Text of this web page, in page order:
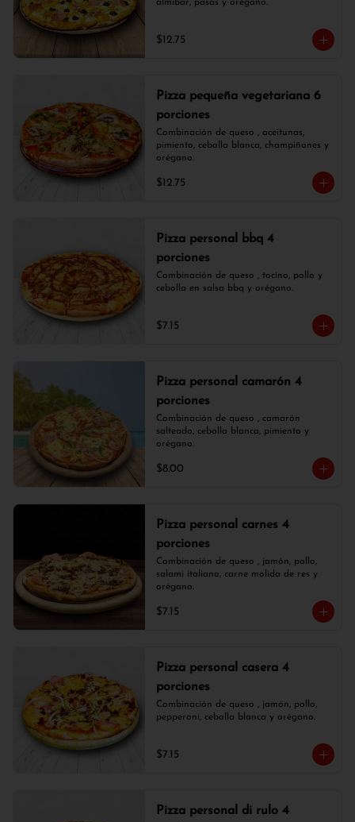
almíbar, pasas y orégano.
$12.75
Pizza pequeña vegetariana 6
porciones
Combinación de queso , aceitunas,
pimiento, cebolla blanca, champiñones y
orégano.
$12.75
Pizza personal bbq 4
porciones
Combinación de queso , tocino, pollo y
cebolla en salsa bbq y orégano.
$7.15
Pizza personal camarón 4
porciones
Combinación de queso , camarón
salteado, cebolla blanca, pimiento y
orégano.
$8.00
Pizza personal carnes 4
porciones
Combinación de queso , jamón, pollo,
salami italiano, carne molida de res y
orégano.
$7.15
Pizza personal casera 4
porciones
Combinación de queso , jamón, pollo,
pepperoni, cebolla blanca y orégano.
$7.15
Pizza personal di rulo 4